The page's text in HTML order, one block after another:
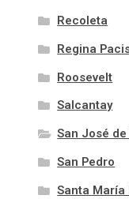
Recoleta
Regina
Roosevelt
Salcantay
San José
San Pedro
Santa